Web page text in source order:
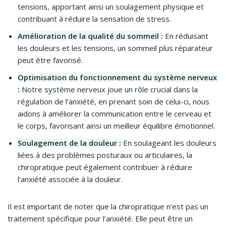
tensions, apportant ainsi un soulagement physique et
contribuant à réduire la sensation de stress.
Amélioration de la qualité du sommeil : En réduisant
les douleurs et les tensions, un sommeil plus réparateur
peut être favorisé.
Optimisation du fonctionnement du système nerveux
: Notre système nerveux joue un rôle crucial dans la
régulation de l’anxiété, en prenant soin de celui-ci, nous
aidons à améliorer la communication entre le cerveau et
le corps, favorisant ainsi un meilleur équilibre émotionnel.
Soulagement de la douleur : En soulageant les douleurs
liées à des problèmes posturaux ou articulaires, la
chiropratique peut également contribuer à réduire
l’anxiété associée à la douleur.
Il est important de noter que la chiropratique n’est pas un
traitement spécifique pour l’anxiété. Elle peut être un